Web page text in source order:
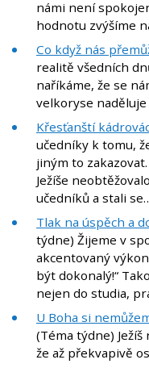
námi není
hodnotu zvýšíme
Co když nás
realitě všedních
naříkáme, že se
velkoryse
Křesťanští
učedníky k tomu,
jiným to
Ježíše
učedníků a stali
Tlak na úspěch a
týdne) Žijeme v
akcentovaný
být dokonalý!“
nejen do studia,
U Boha si
(Téma týdne)
že až překvapivě